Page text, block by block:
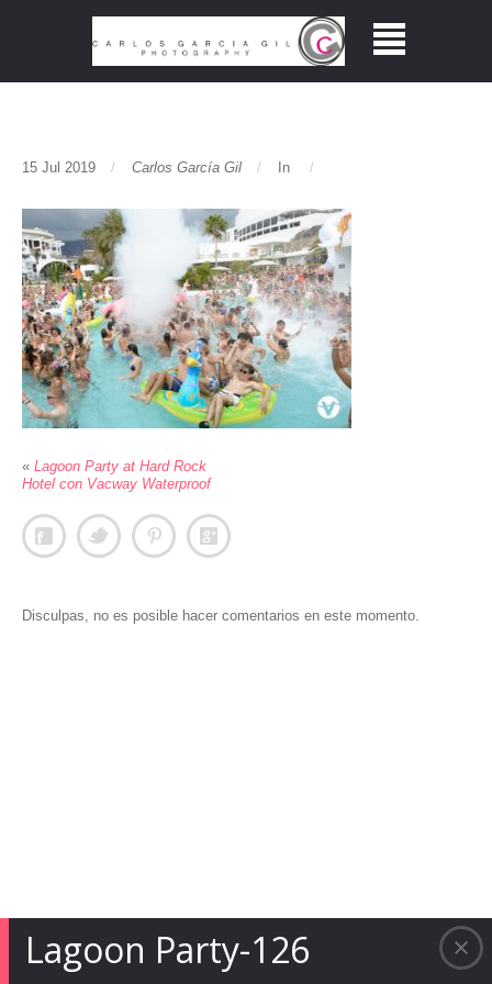
Lagoon Party-126
15 Jul 2019 Carlos García Gil In
« Lagoon Party at Hard Rock
Hotel con Vacway Waterproof
Disculpas, no es posible hacer comentarios en este momento.